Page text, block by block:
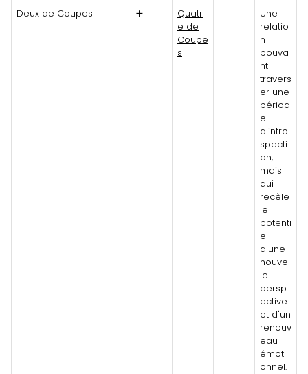
Deux de Coupes
➕
Quatr
e de
Coupe
s
=
Une
relatio
n
pouva
nt
travers
er une
périod
e
d'intro
specti
on,
mais
qui
recèle
le
potenti
el
d'une
nouvel
le
persp
ective
et d'un
renouv
eau
émoti
onnel.